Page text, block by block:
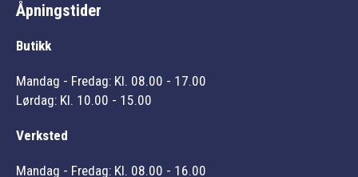
Åpningstider
Butikk
Mandag - Fredag: Kl. 08.00 - 17.00
Lørdag: Kl. 10.00 - 15.00
Verksted
Mandag - Fredag: Kl. 08.00 - 16.00